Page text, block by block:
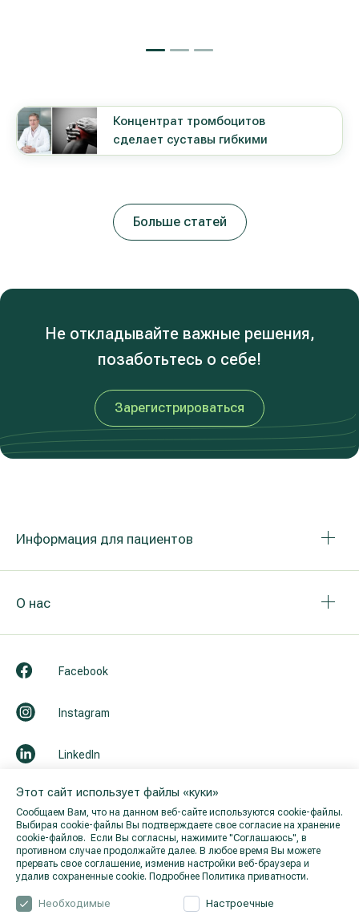
Этот сайт использует файлы «куки»
Сообщаем Вам, что на данном веб-сайте используются cookie-файлы.
Выбирая cookie-файлы Вы подтверждаете свое согласие на хранение
cookie-файлов. Если Вы согласны, нажимите "Cоглашаюсь", в
противном случае продолжайте далее. В любое время Вы можете
прервать свое соглашение, изменив настройки веб-браузера и
удалив сохраненные cookie. Подробнее Политика приватности.
Необходимые Настроечные
Концентрат тромбоцитов
сделает суставы гибкими
Больше статей
Не откладывайте важные решения,
позаботьтесь о себе!
Зарегистрироваться
Информация для пациентов
О нас
Facebook
Instagram
LinkedIn
Youtube